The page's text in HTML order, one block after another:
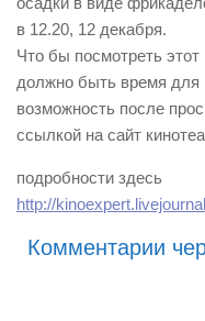
в 12.20, 12 декабря.
Что бы посмотреть
должно быть время для
возможность после
ссылкой на сайт
подробности здесь
http://
Комментарии